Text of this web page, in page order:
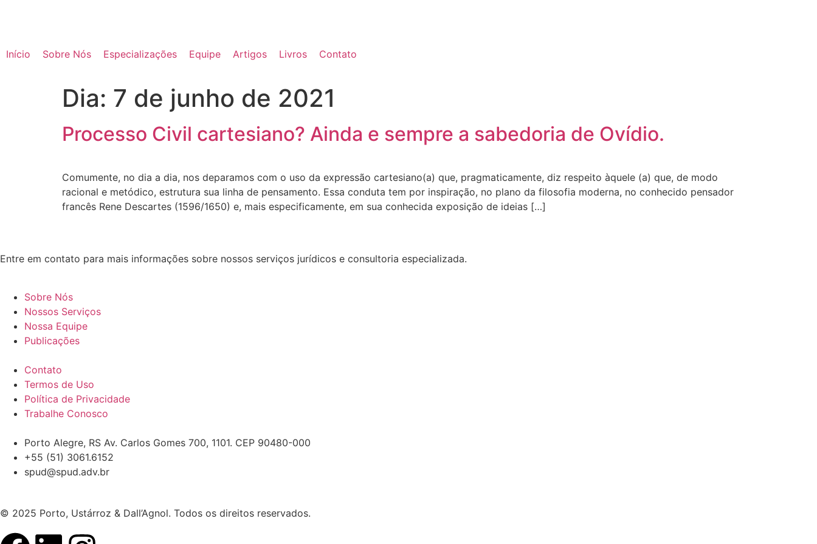
Início Sobre Nós Especializações Equipe Artigos Livros Contato
Dia: 7 de junho de 2021
Processo Civil cartesiano? Ainda e sempre a sabedoria de Ovídio.
Comumente, no dia a dia, nos deparamos com o uso da expressão cartesiano(a) que, pragmaticamente, diz respeito àquele (a) que, de modo
racional e metódico, estrutura sua linha de pensamento. Essa conduta tem por inspiração, no plano da filosofia moderna, no conhecido pensador
francês Rene Descartes (1596/1650) e, mais especificamente, em sua conhecida exposição de ideias […]
Entre em contato para mais informações sobre nossos serviços jurídicos e consultoria especializada.
Sobre Nós
Nossos Serviços
Nossa Equipe
Publicações
Contato
Termos de Uso
Política de Privacidade
Trabalhe Conosco
Porto Alegre, RS Av. Carlos Gomes 700, 1101. CEP 90480-000
+55 (51) 3061.6152
spud@spud.adv.br
© 2025 Porto, Ustárroz & Dall’Agnol. Todos os direitos reservados.